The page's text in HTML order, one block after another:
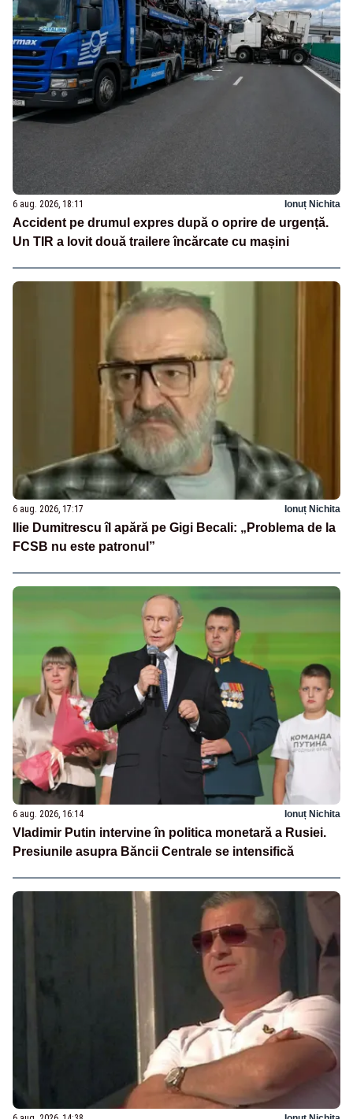
6 aug. 2026, 18:11 Ionuț Nichita
Accident pe drumul expres după o oprire de urgență.
Un TIR a lovit două trailere încărcate cu mașini
6 aug. 2026, 17:17 Ionuț Nichita
Ilie Dumitrescu îl apără pe Gigi Becali: „Problema de la
FCSB nu este patronul”
6 aug. 2026, 16:14 Ionuț Nichita
Vladimir Putin intervine în politica monetară a Rusiei.
Presiunile asupra Băncii Centrale se intensifică